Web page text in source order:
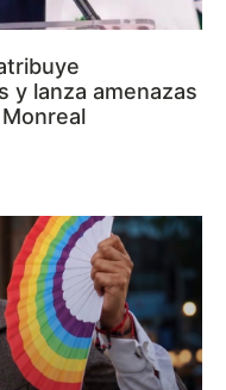
y lanza amenazas